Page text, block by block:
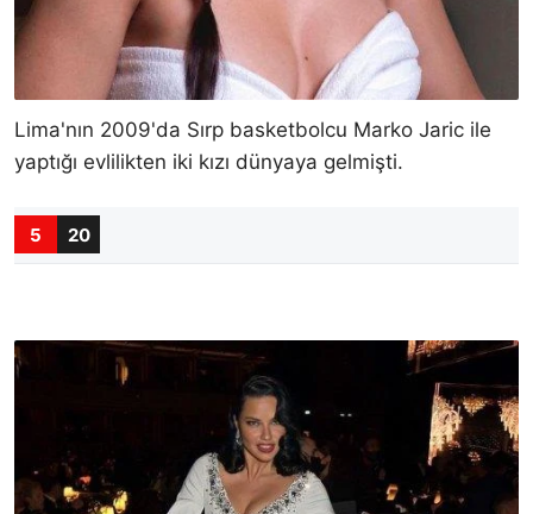
Lima'nın 2009'da Sırp basketbolcu Marko Jaric ile
yaptığı evlilikten iki kızı dünyaya gelmişti.
5 20